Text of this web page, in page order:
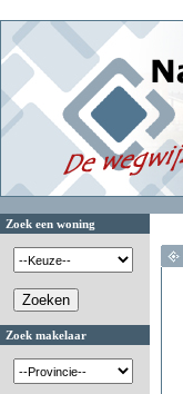
Zoek een woning
Zoek makelaar